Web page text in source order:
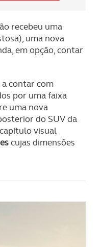
recebeu uma
uma nova
em opção, contar
contar com
por uma faixa
uma nova
do SUV da
visual
cujas dimensões